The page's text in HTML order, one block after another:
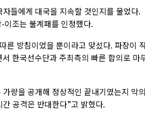
들에게 대국을 지속할 것인지를 물었다.
조는 불계패를 인정했다.
른 방침이었을 뿐이라고 맞섰다. 파장이
한국선수단과 주최측의 빠른 합의로 마
량을 공개해 정상적인 끝내기였는지 악의
공격은 반대한다”고 밝혔다.